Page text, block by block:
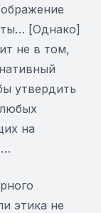
[Однако]
не в том,
утвердить
на
…
этика не